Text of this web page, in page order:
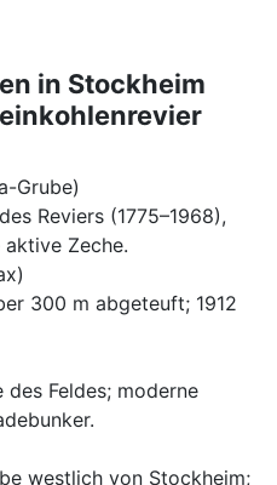
in Stockheim
Grube)
Reviers (1775–1968),
Zeche.
300 m abgeteuft; 1912
des Feldes; moderne
westlich von Stockheim;